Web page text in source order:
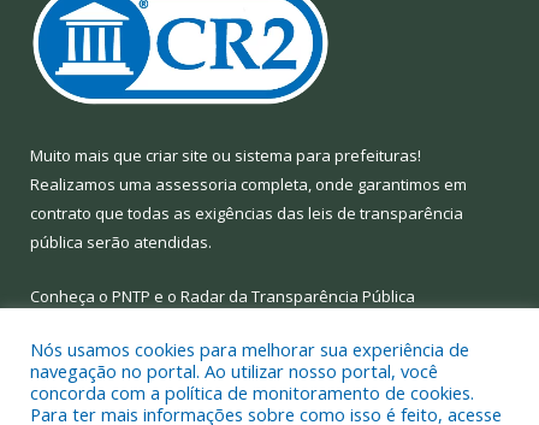
Muito mais que criar site ou sistema para prefeituras!
Realizamos uma assessoria completa, onde garantimos em
contrato que todas as exigências das leis de transparência
pública serão atendidas.
Conheça o PNTP e o Radar da Transparência Pública
Nós usamos cookies para melhorar sua experiência de
navegação no portal. Ao utilizar nosso portal, você
concorda com a política de monitoramento de cookies.
Para ter mais informações sobre como isso é feito, acesse